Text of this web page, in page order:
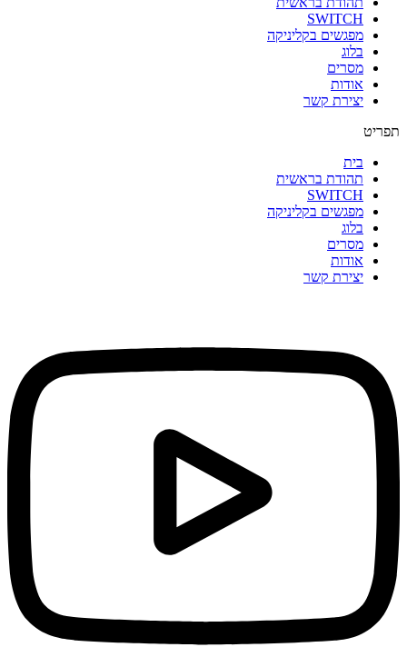
SWITCH
מפגשים בקליניקה
בלוג
מסרים
אודות
יצירת קשר
תפריט
בית
תהודת בראשית
SWITCH
מפגשים בקליניקה
בלוג
מסרים
אודות
יצירת קשר